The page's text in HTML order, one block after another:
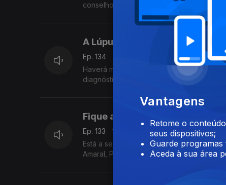
conselhos de Gabriela Saldanha,
A Lúpus tem de deixar de ser
Ep. 134
17 jul. 2026
Haverá mais de 10 mil pessoas com lúpus em Portugal. É preciso falar mais desta doença autoimune crónica para os
diagnósticos serem atempados. Rita
Fique a par das mudanças na
Ep. 133
16 jul. 2026
Está a ser preparado um novo regime
Amaral, Presidente da Associação de
Vantagens
Retome o
seus dispositivos;
Guarde programas
Aceda à sua área